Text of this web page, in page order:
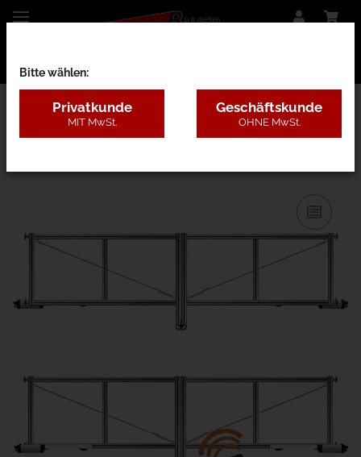
27BF - nur Rahmen o. Pfosten
Bitte wählen:
Privatkunde
MIT MwSt.
Geschäftskunde
OHNE MwSt.